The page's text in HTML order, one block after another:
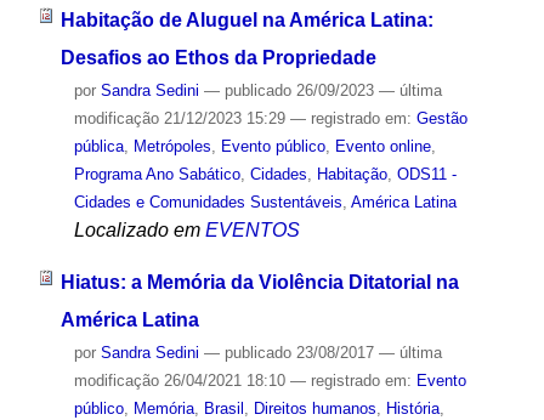
Habitação de Aluguel na América Latina:
Desafios ao Ethos da Propriedade
por Sandra Sedini — publicado26/09/2023 — última
modificação21/12/2023 15:29 — registrado em: Gestão
pública, Metrópoles, Evento público, Evento online,
Programa Ano Sabático, Cidades, Habitação, ODS11 -
Cidades e Comunidades Sustentáveis, América Latina
Localizado em EVENTOS
Hiatus: a Memória da Violência Ditatorial na
América Latina
por Sandra Sedini — publicado23/08/2017 — última
modificação26/04/2021 18:10 — registrado em: Evento
público, Memória, Brasil , Direitos humanos, História,